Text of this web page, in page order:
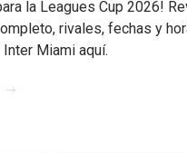
la Leagues Cup 2026!
rivales, fechas y
Miami aquí.